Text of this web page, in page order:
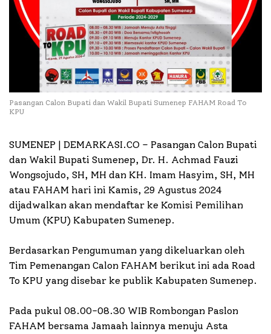
Pasangan Calon Bupati dan Wakil Bupati Sumenep FAHAM Road To
KPU
SUMENEP | DEMARKASI.CO – Pasangan Calon Bupati
dan Wakil Bupati Sumenep, Dr. H. Achmad Fauzi
Wongsojudo, SH, MH dan KH. Imam Hasyim, SH, MH
atau FAHAM hari ini Kamis, 29 Agustus 2024
dijadwalkan akan mendaftar ke Komisi Pemilihan
Umum (KPU) Kabupaten Sumenep.
Berdasarkan Pengumuman yang dikeluarkan oleh
Tim Pemenangan Calon FAHAM berikut ini ada Road
To KPU yang disebar ke publik Kabupaten Sumenep.
Pada pukul 08.00-08.30 WIB Rombongan Paslon
FAHAM bersama Jamaah lainnya menuju Asta